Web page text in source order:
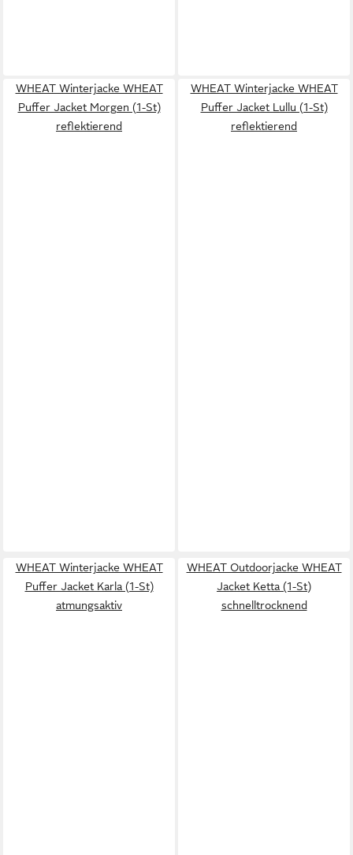
WHEAT Winterjacke WHEAT
Puffer Jacket Morgen (1-St)
reflektierend
WHEAT Winterjacke WHEAT
Puffer Jacket Lullu (1-St)
reflektierend
WHEAT Winterjacke WHEAT
Puffer Jacket Karla (1-St)
atmungsaktiv
WHEAT Outdoorjacke WHEAT
Jacket Ketta (1-St)
schnelltrocknend